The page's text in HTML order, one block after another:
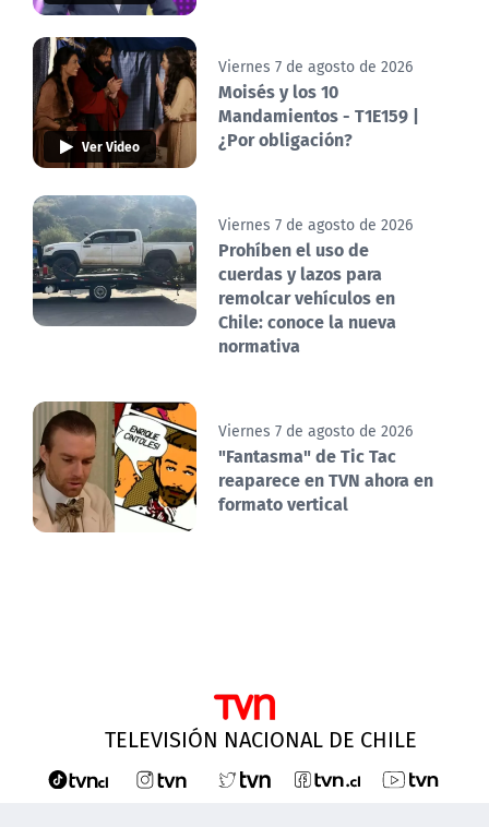
Ver Video
Viernes 7 de agosto de 2026
Moisés y los 10
Mandamientos - T1E159 |
¿Por obligación?
Viernes 7 de agosto de 2026
Prohíben el uso de
cuerdas y lazos para
remolcar vehículos en
Chile: conoce la nueva
normativa
Viernes 7 de agosto de 2026
"Fantasma" de Tic Tac
reaparece en TVN ahora en
formato vertical
TELEVISIÓN NACIONAL DE CHILE